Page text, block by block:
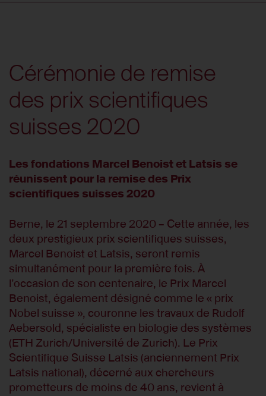
Cérémonie de remise
des prix scientifiques
suisses 2020
Les fondations Marcel Benoist et Latsis se
réunissent pour la remise des Prix
scientifiques suisses 2020
Berne, le 21 septembre 2020 – Cette année, les
deux prestigieux prix scientifiques suisses,
Marcel Benoist et Latsis, seront remis
simultanément pour la première fois. À
l’occasion de son centenaire, le Prix Marcel
Benoist, également désigné comme le « prix
Nobel suisse », couronne les travaux de Rudolf
Aebersold, spécialiste en biologie des systèmes
(ETH Zurich/Université de Zurich). Le Prix
Scientifique Suisse Latsis (anciennement Prix
Latsis national), décerné aux chercheurs
prometteurs de moins de 40 ans, revient à